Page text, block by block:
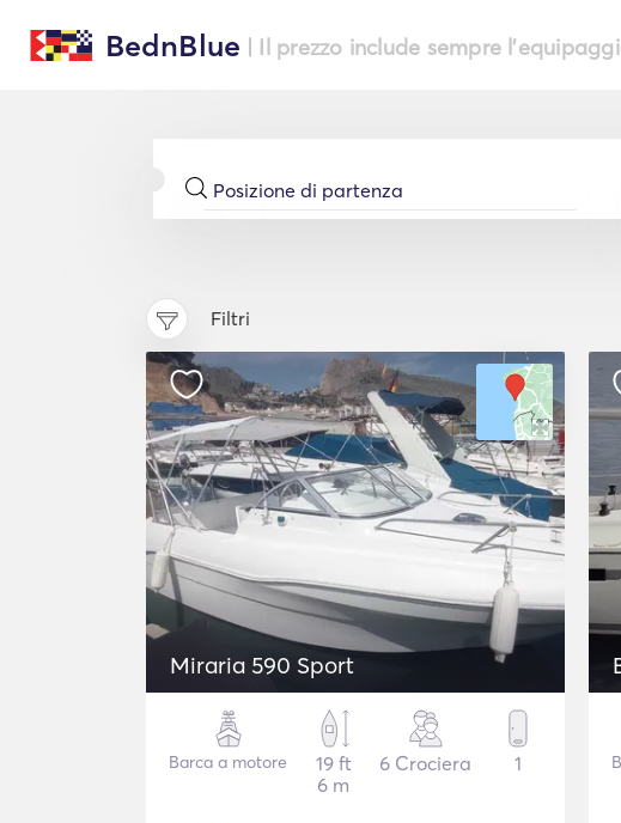
BednBlue | Il prezzo include sempre
Filtri
Miraria 590 Sport
Barca a motore
19 ft
6 m
6 Crociera 1